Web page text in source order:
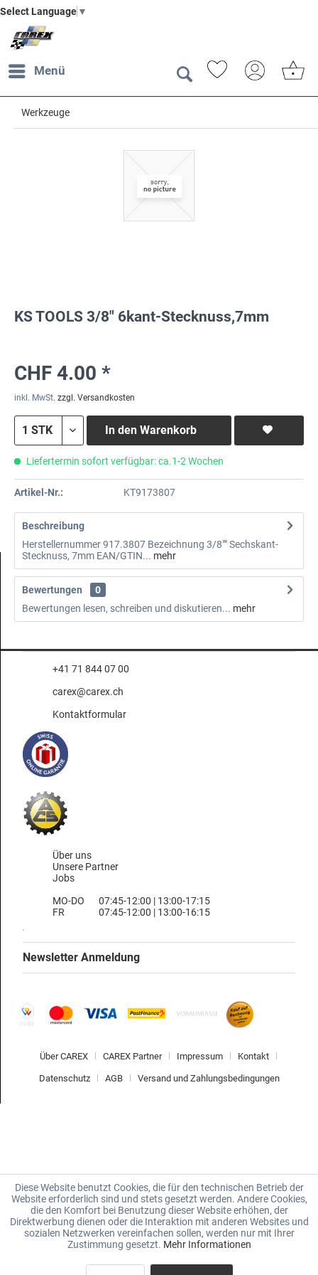
Select Language ▼
Menü
Werkzeuge
KS TOOLS 3/8" 6kant-Stecknuss,7mm
CHF 4.00 *
inkl. MwSt. zzgl. Versandkosten
In den Warenkorb
Liefertermin sofort verfügbar: ca.1-2 Wochen
Artikel-Nr.: KT9173807
Beschreibung
Herstellernummer 917.3807 Bezeichnung 3/8"" Sechskant-
Stecknuss, 7mm EAN/GTIN... mehr
Bewertungen
0
Bewertungen lesen, schreiben und diskutieren... mehr
+41 71 844 07 00
carex@carex.ch
Kontaktformular
Über uns
Unsere Partner
Jobs
MO-DO
FR
07:45-12:00 | 13:00-17:15
07:45-12:00 | 13:00-16:15
Newsletter Anmeldung
Über CAREX CAREX Partner Impressum Kontakt
Datenschutz AGB Versand und Zahlungsbedingungen
Diese Website benutzt Cookies, die für den technischen Betrieb der
Website erforderlich sind und stets gesetzt werden. Andere Cookies,
die den Komfort bei Benutzung dieser Website erhöhen, der
Direktwerbung dienen oder die Interaktion mit anderen Websites und
sozialen Netzwerken vereinfachen sollen, werden nur mit Ihrer
Zustimmung gesetzt. Mehr Informationen